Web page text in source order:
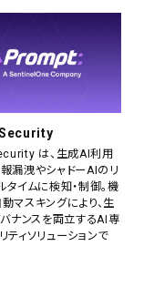
は、生成AI利用
漏洩やシャドーAIのリ
タイムに検知・制御。機
マスキングにより、生
ナンスを両立するAI専
ティソリューションで